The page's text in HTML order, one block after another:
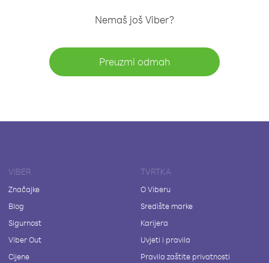
Nemaš još Viber?
Preuzmi odmah
VIBER
Značajke
Blog
Sigurnost
Viber Out
Cijene
TVRTKA
O Viberu
Središte marke
Karijera
Uvjeti i pravila
Pravila zaštite privatnosti